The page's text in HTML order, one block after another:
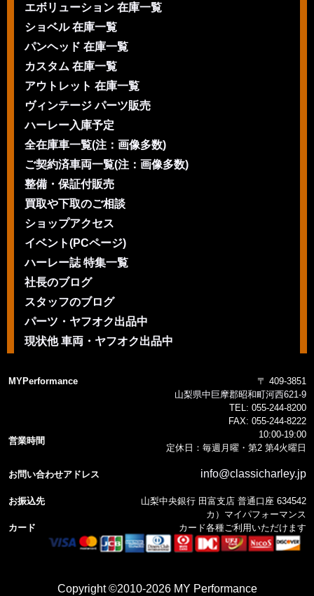
エボリューション 在庫一覧
ショベル 在庫一覧
パンヘッド 在庫一覧
カスタム 在庫一覧
アウトレット 在庫一覧
ヴィンテージ パーツ販売
ハーレー入庫予定
全在庫車一覧(注：画像多数)
ご契約済車両一覧(注：画像多数)
整備・保証付販売
買取や下取のご相談
ショップアクセス
イベント(PCページ)
ハーレー誌 特集一覧
社長のブログ
スタッフのブログ
パーツ・ヤフオク出品中
現状他 車両・ヤフオク出品中
MYPerformance
〒 409-3851
山梨県中巨摩郡昭和町河西621-9
TEL: 055-244-8200
FAX: 055-244-8222
営業時間
10:00-19:00
定休日：毎週月曜・第2 第4火曜日
お問い合わせアドレス info@classicharley.jp
お振込先
山梨中央銀行 田富支店 普通口座 634542
カ）マイパフォーマンス
カード
カード各種ご利用いただけます
Copyright ©2010-2026 MY Performance